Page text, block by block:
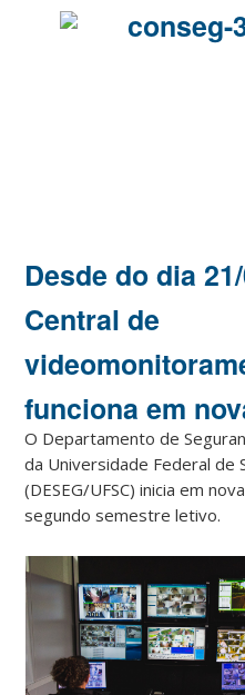
Desde do dia
Central de
funciona em
O Departamento de
da Universidade Federal de
(DESEG/UFSC) inicia em
segundo semestre letivo.